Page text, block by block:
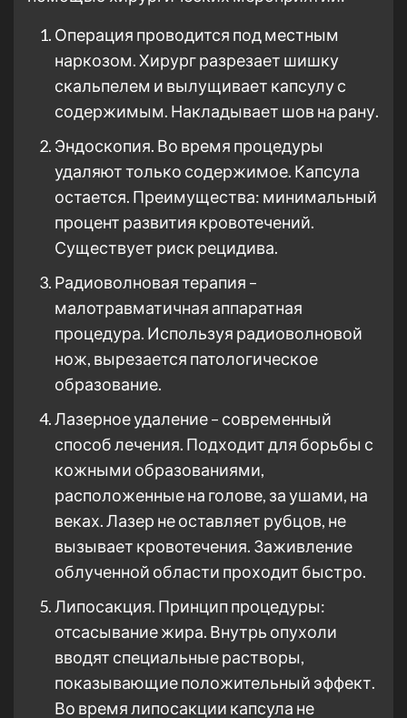
Операция проводится под местным
наркозом. Хирург разрезает шишку
скальпелем и вылущивает капсулу с
содержимым. Накладывает шов на рану.
Эндоскопия. Во время процедуры
удаляют только содержимое. Капсула
остается. Преимущества: минимальный
процент развития кровотечений.
Существует риск рецидива.
Радиоволновая терапия –
малотравматичная аппаратная
процедура. Используя радиоволновой
нож, вырезается патологическое
образование.
Лазерное удаление – современный
способ лечения. Подходит для борьбы с
кожными образованиями,
расположенные на голове, за ушами, на
веках. Лазер не оставляет рубцов, не
вызывает кровотечения. Заживление
облученной области проходит быстро.
Липосакция. Принцип процедуры:
отсасывание жира. Внутрь опухоли
вводят специальные растворы,
показывающие положительный эффект.
Во время липосакции капсула не